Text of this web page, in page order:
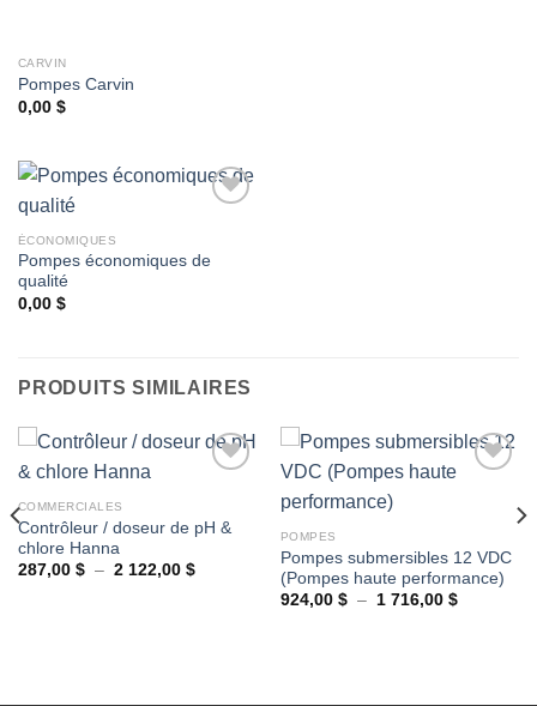
CARVIN
Pompes Carvin
0,00 $
Ajouter
ÉCONOMIQUES
Pompes économiques de
qualité
0,00 $
PRODUITS SIMILAIRES
Ajouter
COMMERCIALES
Contrôleur / doseur de pH &
chlore Hanna
287,00 $ – 2 122,00 $Plage
wishlist
POMPES
Pompes submersibles 12 VDC
(Pompes haute performance)
924,00 $ – 1 716,00 $Plage